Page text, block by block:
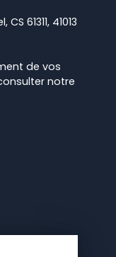
61311, 41013
de vos
notre